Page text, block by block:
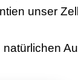
unser